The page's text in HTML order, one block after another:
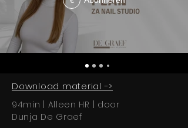
Download material ->
94min | Alleen HR | door
Dunja De Graef